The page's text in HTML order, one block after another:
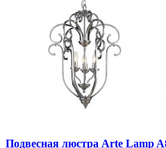
Подвесная люстра Arte Lamp